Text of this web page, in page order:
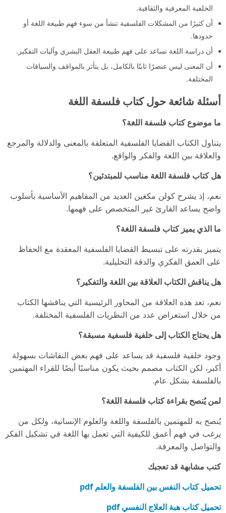
الخلفية المعرفية والثقافية.
أن كثيرًا من المشكلات الفلسفية تنشأ من سوء فهم طبيعة اللغة أو
حدودها.
أن دراسة اللغة تساعد على فهم طبيعة العقل البشري وآليات التفكير.
أن المعنى ليس عنصرًا ثابتًا بالكامل، بل يتأثر بالمواقف والسياقات
المختلفة.
أسئلة شائعة حول كتاب فلسفة اللغة
ما موضوع كتاب فلسفة اللغة؟
يتناول الكتاب القضايا الفلسفية المتعلقة بالمعنى والدلالة والمرجع
والعلاقة بين اللغة والفكر والواقع.
هل كتاب فلسفة اللغة مناسب للمبتدئين؟
نعم، إذ يشرح كولن مكغين العديد من المفاهيم الأساسية بأسلوب
واضح يساعد القارئ غير المتخصص على فهمها.
ما الذي يميز كتاب فلسفة اللغة؟
يتميز بقدرته على تبسيط القضايا الفلسفية المعقدة مع الحفاظ
على العمق الفكري والدقة التحليلية.
هل يناقش الكتاب العلاقة بين اللغة والتفكير؟
نعم، تعد هذه العلاقة من المحاور الرئيسية التي يناقشها الكتاب
من خلال استعراض عدد من النظريات الفلسفية المختلفة.
هل يحتاج الكتاب إلى خلفية فلسفية مسبقة؟
وجود خلفية فلسفية قد يساعد على فهم بعض النقاشات بسهولة
أكبر، لكن الكتاب مصمم بحيث يكون مناسبًا أيضًا للقراء المهتمين
بالفلسفة بشكل عام.
لمن يُنصح بقراءة كتاب فلسفة اللغة؟
يُنصح به للمهتمين بالفلسفة واللغة والعلوم الإنسانية، ولكل من
يرغب في فهم أعمق للكيفية التي تعمل بها اللغة في تشكيل الفكر
والتواصل والمعرفة.
كتب مشابهة قد تعجبك
تحميل كتاب النفس بين الفلسفة والعلم pdf
تحميل كتاب هبة العلاج النفسي pdf